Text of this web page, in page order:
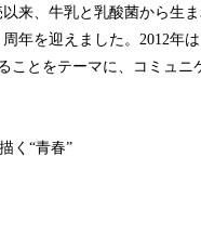
来、牛乳と乳酸菌から生
年を迎えました。2012年
ことをテーマに、コミュニ
く“青春”